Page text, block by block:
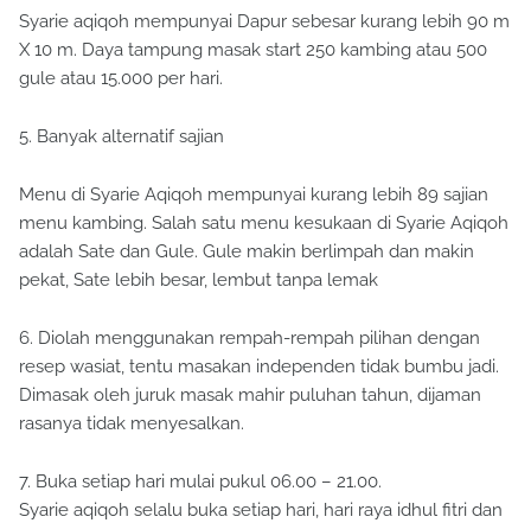
Syarie aqiqoh mempunyai Dapur sebesar kurang lebih 90 m
X 10 m. Daya tampung masak start 250 kambing atau 500
gule atau 15.000 per hari.
5. Banyak alternatif sajian
Menu di Syarie Aqiqoh mempunyai kurang lebih 89 sajian
menu kambing. Salah satu menu kesukaan di Syarie Aqiqoh
adalah Sate dan Gule. Gule makin berlimpah dan makin
pekat, Sate lebih besar, lembut tanpa lemak
6. Diolah menggunakan rempah-rempah pilihan dengan
resep wasiat, tentu masakan independen tidak bumbu jadi.
Dimasak oleh juruk masak mahir puluhan tahun, dijaman
rasanya tidak menyesalkan.
7. Buka setiap hari mulai pukul 06.00 – 21.00.
Syarie aqiqoh selalu buka setiap hari, hari raya idhul fitri dan